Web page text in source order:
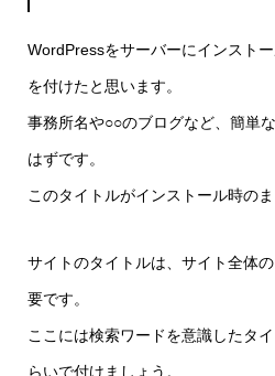
WordPressをサーバーにインスト
を付けたと思います。
事務所名や○○のブログなど、簡単
はずです。
このタイトルがインストール時の
サイトのタイトルは、サイト全体
要です。
ここには検索ワードを意識したタ
らいで付けましょう。